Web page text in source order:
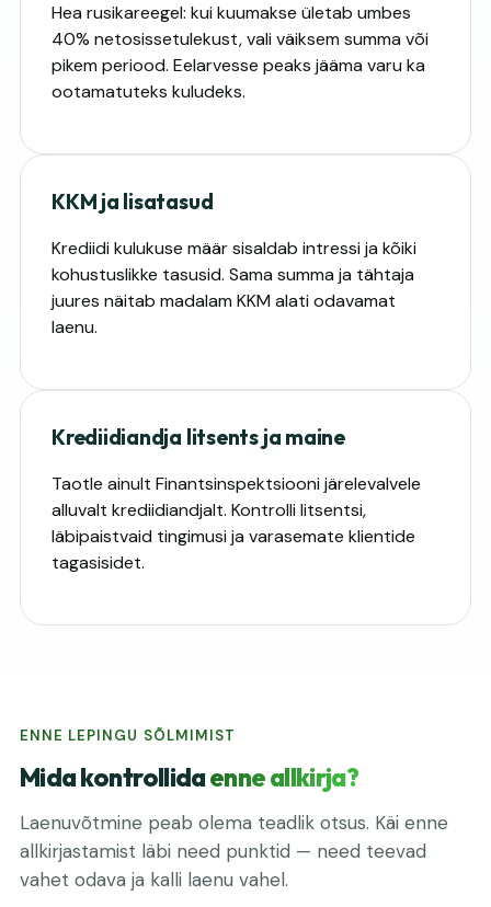
Hea rusikareegel: kui kuumakse ületab umbes
40% netosissetulekust, vali väiksem summa või
pikem periood. Eelarvesse peaks jääma varu ka
ootamatuteks kuludeks.
KKM ja lisatasud
Krediidi kulukuse määr sisaldab intressi ja kõiki
kohustuslikke tasusid. Sama summa ja tähtaja
juures näitab madalam KKM alati odavamat
laenu.
Krediidiandja litsents ja maine
Taotle ainult Finantsinspektsiooni järelevalvele
alluvalt krediidiandjalt. Kontrolli litsentsi,
läbipaistvaid tingimusi ja varasemate klientide
tagasisidet.
ENNE LEPINGU SÕLMIMIST
Mida kontrollidaenne allkirja?
Laenuvõtmine peab olema teadlik otsus. Käi enne
allkirjastamist läbi need punktid — need teevad
vahet odava ja kalli laenu vahel.